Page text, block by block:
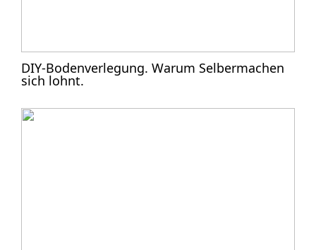
DIY-Bodenverlegung. Warum Selbermachen
sich lohnt.